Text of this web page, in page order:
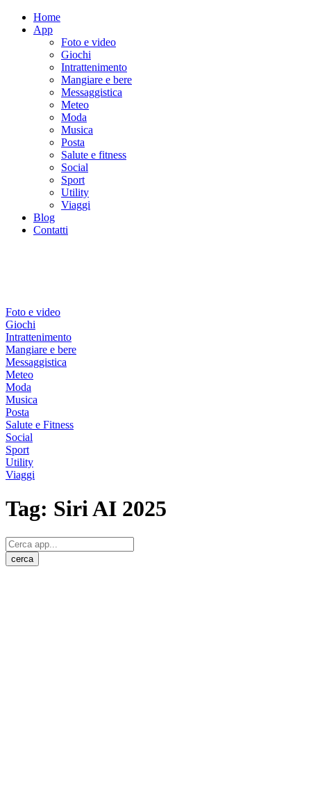
Home
App
Foto e video
Giochi
Intrattenimento
Mangiare e bere
Messaggistica
Meteo
Moda
Musica
Posta
Salute e fitness
Social
Sport
Utility
Viaggi
Blog
Contatti
Foto e video
Giochi
Intrattenimento
Mangiare e bere
Messaggistica
Meteo
Moda
Musica
Posta
Salute e Fitness
Social
Sport
Utility
Viaggi
Tag: Siri AI 2025